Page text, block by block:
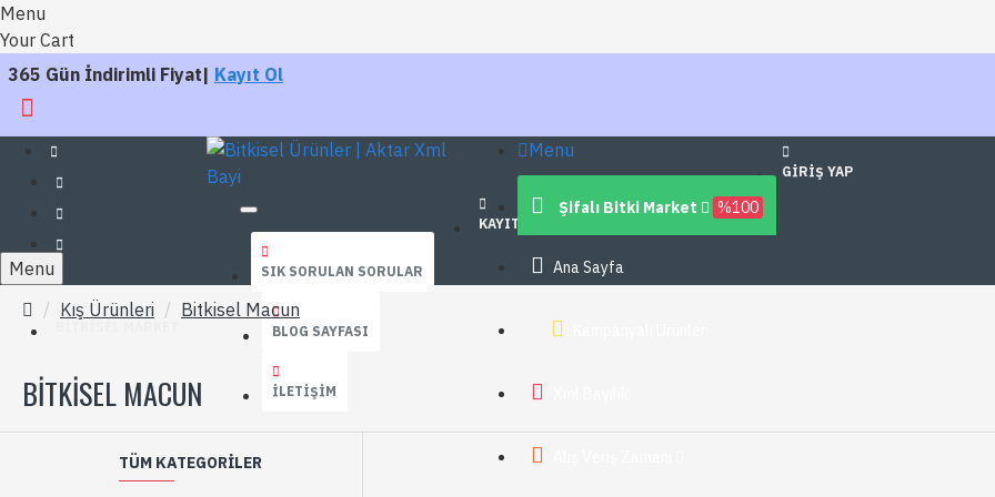
Menu
Your Cart
365 Gün İndirimli Fiyat| Kayıt Ol
SIK SORULAN SORULAR
BLOG SAYFASI
İLETIŞIM
Menu
Şifalı Bitki Market %100
Ana Sayfa
GIRIŞ YAP
KAYIT OL
Menu
Kış Ürünleri
Bitkisel Macun
BITKISEL MACUN
TÜM KATEGORILER